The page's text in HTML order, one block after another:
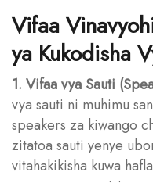
Vifaa
ya Kukodisha
1. Vifaa vya Sauti
vya sauti ni muhimu
speakers za kiwango
zitatoa sauti yenye
vitahakikisha kuwa